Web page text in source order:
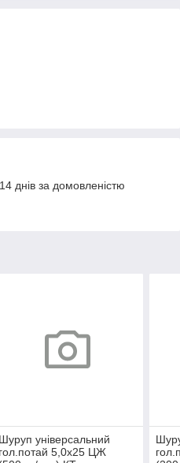
днів за домовленістю
Шуруп універсальний
гол.потай 5,0х25 ЦЖ